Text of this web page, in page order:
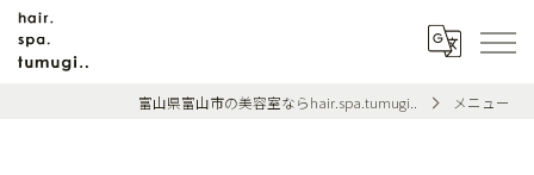
富山県富山市の美容室ならhair.spa.tumugi.. メニュー